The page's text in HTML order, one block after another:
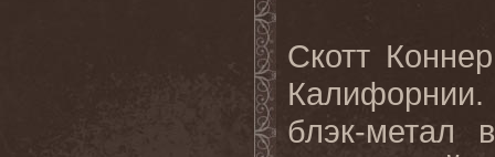
Скотт
блэк-метал